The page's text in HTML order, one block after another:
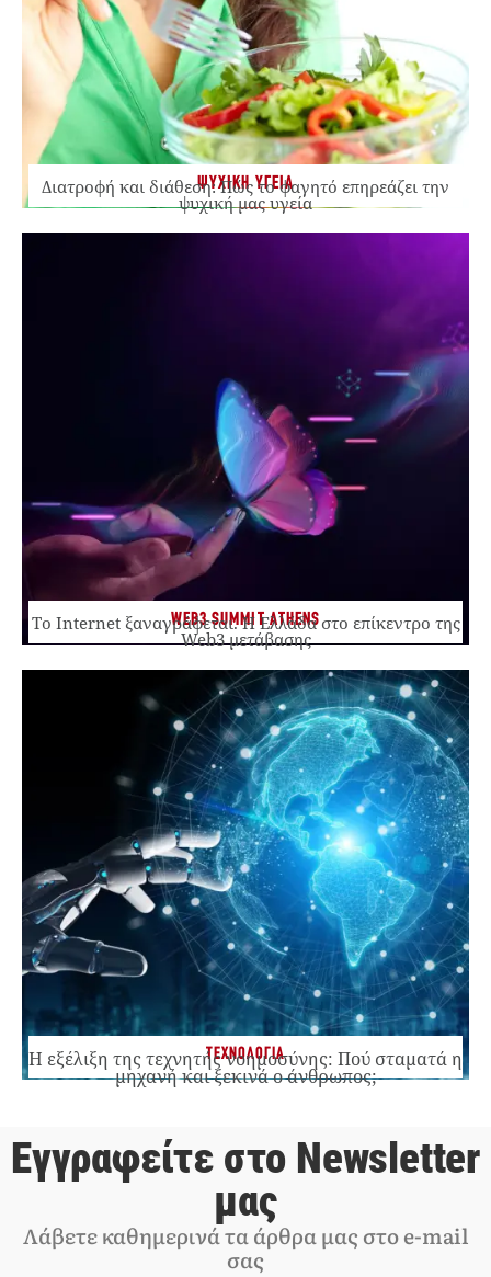
ΨΥΧΙΚΗ ΥΓΕΙΑ
Διατροφή και διάθεση: Πώς το φαγητό επηρεάζει την
ψυχική μας υγεία
WEB3 SUMMIT ATHENS
Το Internet ξαναγράφεται. Η Ελλάδα στο επίκεντρο της
Web3 μετάβασης
ΤΕΧΝΟΛΟΓΙΑ
Η εξέλιξη της τεχνητής νοημοσύνης: Πού σταματά η
μηχανή και ξεκινά ο άνθρωπος;
Εγγραφείτε στο Newsletter
μας
Λάβετε καθημερινά τα άρθρα μας στο e-mail
σας